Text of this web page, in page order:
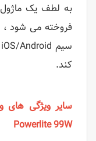
به لطف یک
فروخته می شود ،
کند.
Powerlite 99W